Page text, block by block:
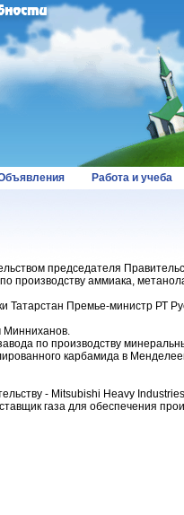
Работа и учеба
председателя
производству аммиака,
Татарстан Премье-министр РТ
Минниханов.
по производству
карбамида в
- Mitsubishi Heavy
газа для обеспечения